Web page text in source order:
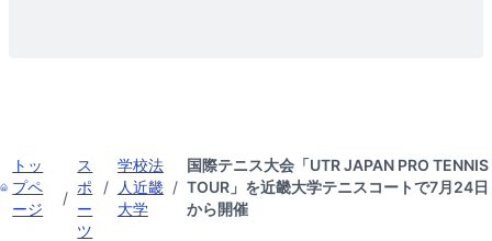
トッ
プペ
ージ
/
ス
ポ
ー
ツ
/
学校法
人近畿
大学
/
国際テニス大会「UTR JAPAN PRO TENNIS
TOUR」を近畿大学テニスコートで7月24日
から開催